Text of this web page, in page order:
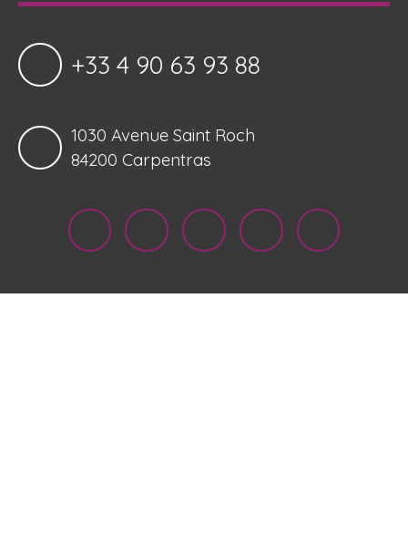
+33 4 90 63 93 88
1030 Avenue Saint Roch
84200 Carpentras